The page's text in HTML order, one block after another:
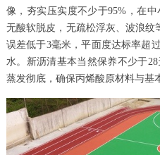
像，夯实压实度不少于95%，在
无酸软脱皮，无疏松浮灰、波浪纹
误差低于3毫米，平面度达标率超
水。新沥清基本当然保养不少于
蒸发彻底，确保丙烯酸原材料与基